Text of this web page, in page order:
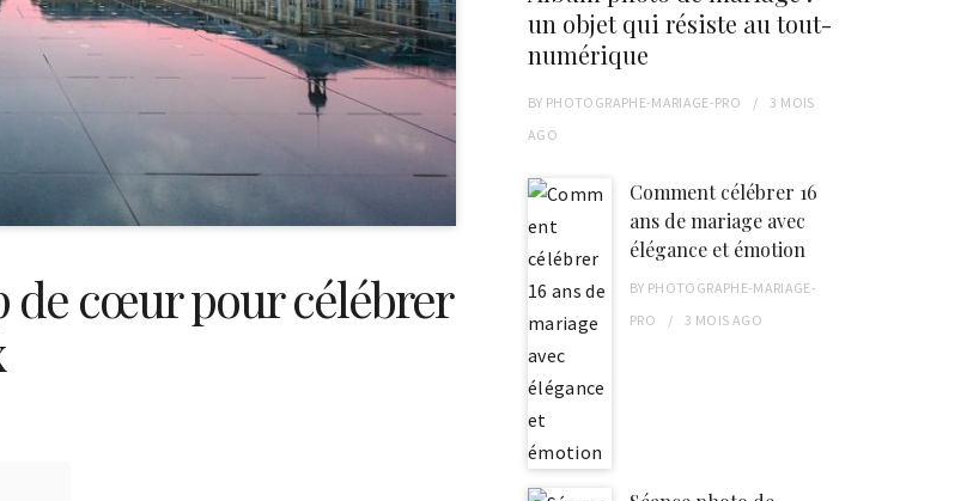
de cœur pour célébrer
un objet qui résiste au tout-
numérique
BY PHOTOGRAPHE-MARIAGE-PRO
3 MOIS
AGO
Comment célébrer 16
ans de mariage avec
élégance et émotion
BY PHOTOGRAPHE-MARIAGE-
PRO
3 MOIS AGO